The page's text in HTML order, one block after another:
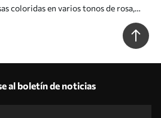
coloridas en varios tonos de rosa,
al boletín de noticias